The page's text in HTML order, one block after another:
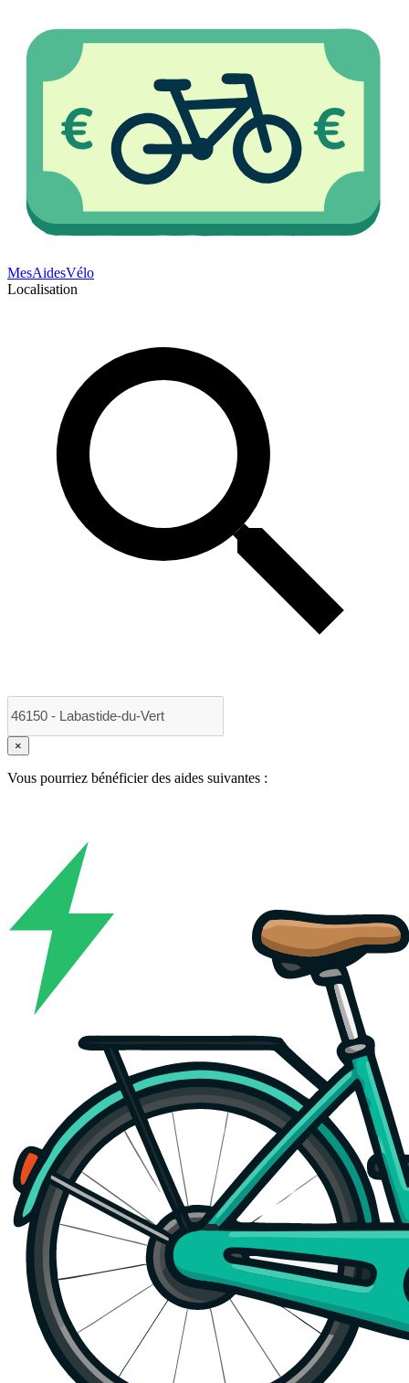
MesAidesVélo
Localisation
×
Vous pourriez bénéficier des aides suivantes :